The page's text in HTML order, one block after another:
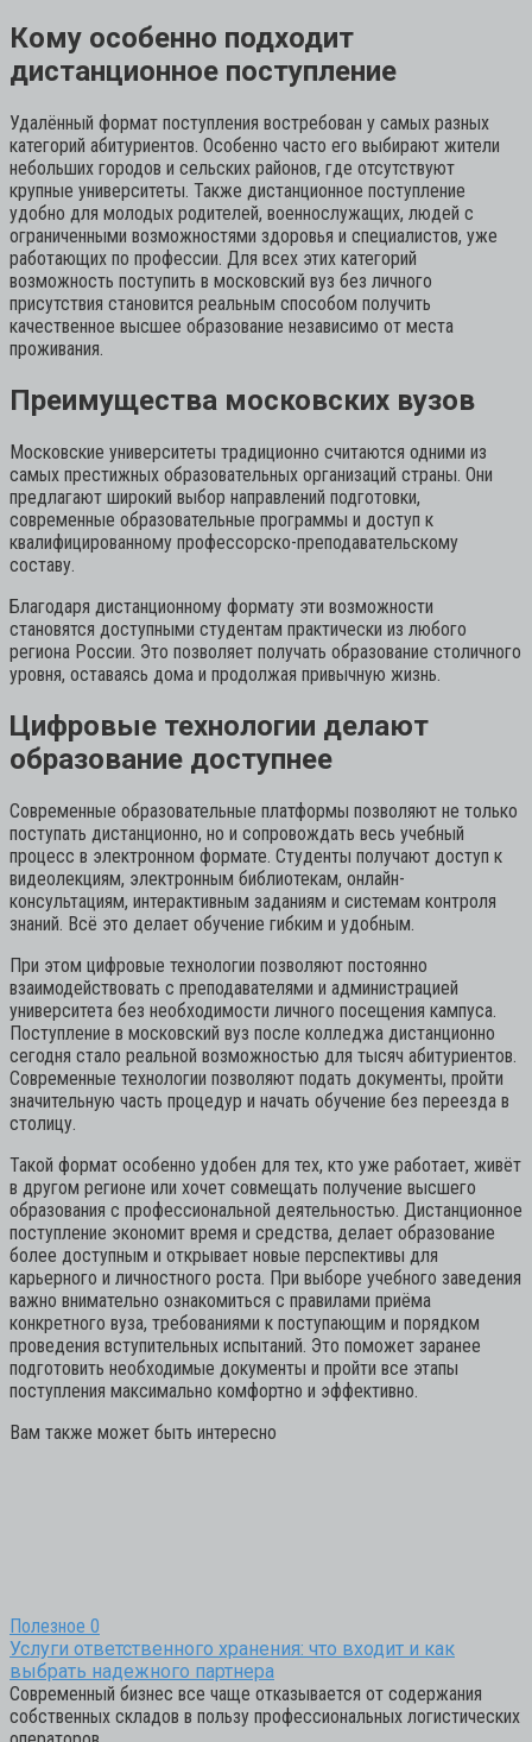
Кому особенно подходит
дистанционное поступление
Удалённый формат поступления востребован у самых разных
категорий абитуриентов. Особенно часто его выбирают жители
небольших городов и сельских районов, где отсутствуют
крупные университеты. Также дистанционное поступление
удобно для молодых родителей, военнослужащих, людей с
ограниченными возможностями здоровья и специалистов, уже
работающих по профессии. Для всех этих категорий
возможность поступить в московский вуз без личного
присутствия становится реальным способом получить
качественное высшее образование независимо от места
проживания.
Преимущества московских вузов
Московские университеты традиционно считаются одними из
самых престижных образовательных организаций страны. Они
предлагают широкий выбор направлений подготовки,
современные образовательные программы и доступ к
квалифицированному профессорско-преподавательскому
составу.
Благодаря дистанционному формату эти возможности
становятся доступными студентам практически из любого
региона России. Это позволяет получать образование столичного
уровня, оставаясь дома и продолжая привычную жизнь.
Цифровые технологии делают
образование доступнее
Современные образовательные платформы позволяют не только
поступать дистанционно, но и сопровождать весь учебный
процесс в электронном формате. Студенты получают доступ к
видеолекциям, электронным библиотекам, онлайн-
консультациям, интерактивным заданиям и системам контроля
знаний. Всё это делает обучение гибким и удобным.
При этом цифровые технологии позволяют постоянно
взаимодействовать с преподавателями и администрацией
университета без необходимости личного посещения кампуса.
Поступление в московский вуз после колледжа дистанционно
сегодня стало реальной возможностью для тысяч абитуриентов.
Современные технологии позволяют подать документы, пройти
значительную часть процедур и начать обучение без переезда в
столицу.
Такой формат особенно удобен для тех, кто уже работает, живёт
в другом регионе или хочет совмещать получение высшего
образования с профессиональной деятельностью. Дистанционное
поступление экономит время и средства, делает образование
более доступным и открывает новые перспективы для
карьерного и личностного роста. При выборе учебного заведения
важно внимательно ознакомиться с правилами приёма
конкретного вуза, требованиями к поступающим и порядком
проведения вступительных испытаний. Это поможет заранее
подготовить необходимые документы и пройти все этапы
поступления максимально комфортно и эффективно.
Вам также может быть интересно
Полезное 0
Услуги ответственного хранения: что входит и как
выбрать надежного партнера
Современный бизнес все чаще отказывается от содержания
собственных складов в пользу профессиональных логистических